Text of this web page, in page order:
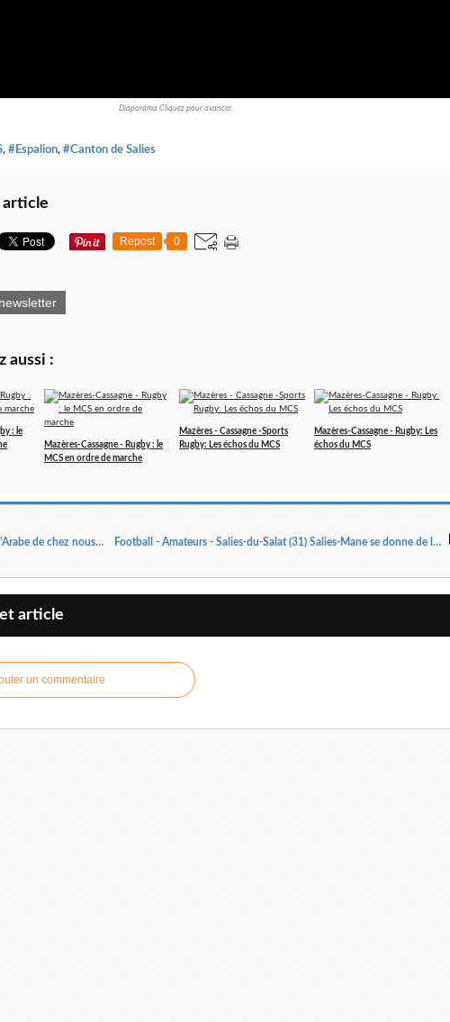
Diaporama Cliquez pour avancer
, #Espalion, #Canton de Salies
article
Repost 0
aussi :
: le
Mazères-Cassagne - Rugby : le
MCS en ordre de marche
Mazères - Cassagne -Sports
Rugby: Les échos du MCS
Mazères-Cassagne - Rugby: Les
échos du MCS
Dreck - Sad - Ben - l'Arabe de chez nous.... Football - Amateurs - Salies-du-Salat (31) Salies-Mane se donne de l'air
article
un commentaire